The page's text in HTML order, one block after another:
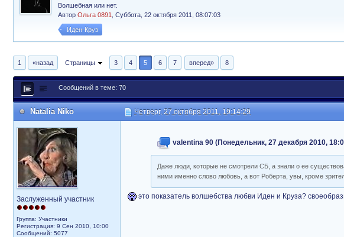
Волшебная или нет.
Автор Ольга 0891 Суббота, 22 октября 2011, 08:07:03
Иден-Круз
1 «назад Страницы 3 4 5 6 7 вперед» 8
Сообщений в теме: 70
Natalia Niko Четверг, 27 октября 2011, 19:14:29
Заслуженный участник
Группа: Участники
Регистрация: 9 Сен 2010, 10:00
Сообщений: 5077
valentina 90 (Понедельник, 27 декабря 2010,
Даже люди, которые не смотрели СБ, а знали о ее
ними именно слово любовь, а вот Роберта, увы, кроме
это показатель волшебства любви Иден и Круза?